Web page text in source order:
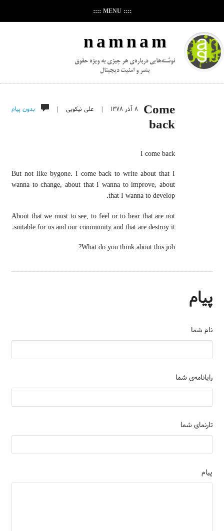
:::: MENU ::::
n a m n a m
نوشته‌هایی درباره‌ی هر چیزی به ویژه حقوق
بشر و امنیت دیجیتال
۸ آذر ۱۳۷۸ |علی نیکویی | بدون پیام
Come
back
I come back
But not like bygone. I come back to write about that I
wanna to change, about that I wanna to improve, about
that I wanna to develop.
About that we must to see, to feel or to hear that are not
suitable for us and our community and that are destroy it.
What do you think about this job?
پیام
نام شما
رایانامه‌ی شما
تارنمای شما
پیام